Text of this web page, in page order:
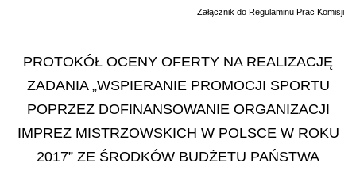
Załącznik do Regulaminu Prac Komisji
PROTOKÓŁ OCENY OFERTY NA REALIZACJĘ
ZADANIA „WSPIERANIE PROMOCJI SPORTU
POPRZEZ DOFINANSOWANIE ORGANIZACJI
IMPREZ MISTRZOWSKICH W POLSCE W ROKU
2017” ZE ŚRODKÓW BUDŻETU PAŃSTWA